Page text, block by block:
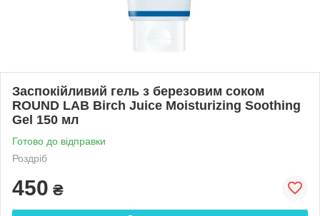
Заспокійливий гель з березовим соком
ROUND LAB Birch Juice Moisturizing Soothing
Gel 150 мл
Готово до відправки
Роздріб
450 ₴